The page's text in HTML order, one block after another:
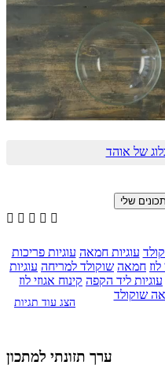
של אוהד
    
עוגיות חמאה עוגיות פריכות
לוז חמאה שוקולד למריחה עוגיות
עוגיות ליד הקפה קינוח אגוזי לוז
שוקולד
הצג עוד תגיות
ערך תזונתי למתכון